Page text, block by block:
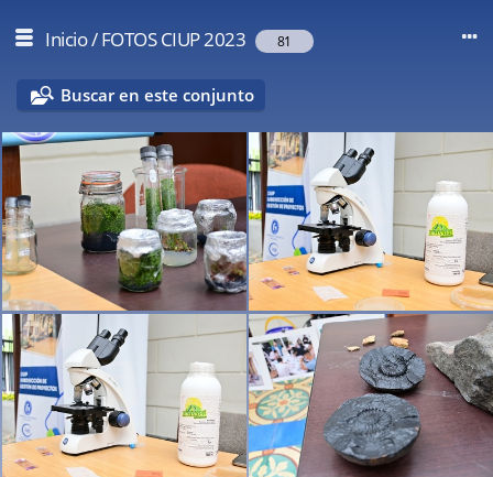
Inicio/FOTOS CIUP 2023 81
Buscar en este conjunto